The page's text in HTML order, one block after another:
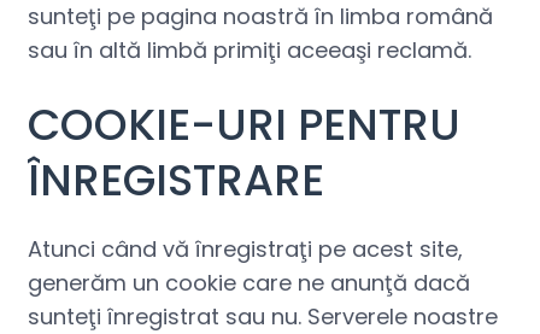
sunteţi pe pagina noastră în limba română
sau în altă limbă primiţi aceeaşi reclamă.
COOKIE-URI PENTRU
ÎNREGISTRARE
Atunci când vă înregistraţi pe acest site,
generăm un cookie care ne anunţă dacă
sunteţi înregistrat sau nu. Serverele noastre